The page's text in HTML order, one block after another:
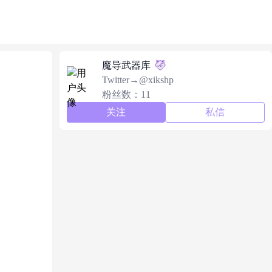
魔导武器库
Twitter→@xikshp
粉丝数：11
关注
私信